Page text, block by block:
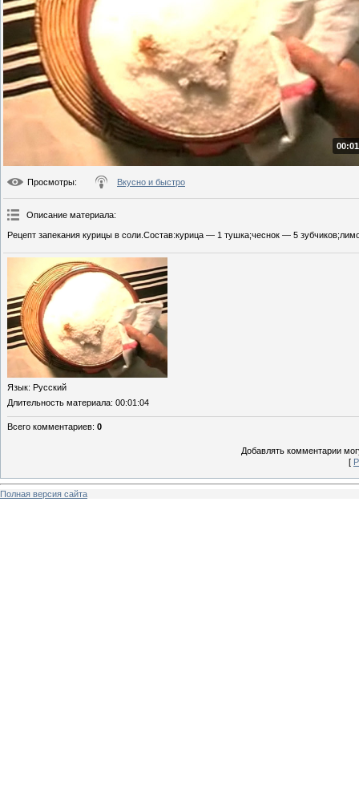
Просмотры: Вкусно и быстро
Описание материала:
Рецепт запекания курицы в соли.Состав:курица — 1 тушка;чеснок — 5
Язык: Русский
Длительность материала: 00:01:04
Всего комментариев: 0
Добавлять комментарии
[
Полная версия сайта